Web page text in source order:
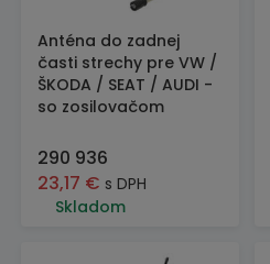
Anténa do zadnej
časti strechy pre VW /
ŠKODA / SEAT / AUDI -
so zosilovačom
290 936
23,17 € s DPH
Skladom